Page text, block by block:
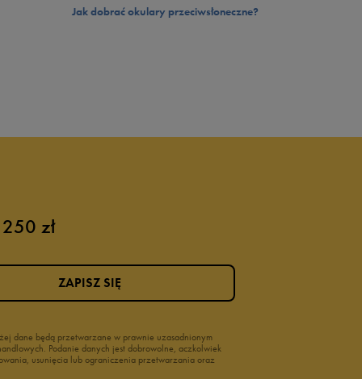
Jak dobrać okulary przeciwsłoneczne?
zł
dane będą przetwarzane w prawnie uzasadnionym
Podanie danych jest dobrowolne, aczkolwiek
usunięcia lub ograniczenia przetwarzania oraz
ZAPISZ SIĘ